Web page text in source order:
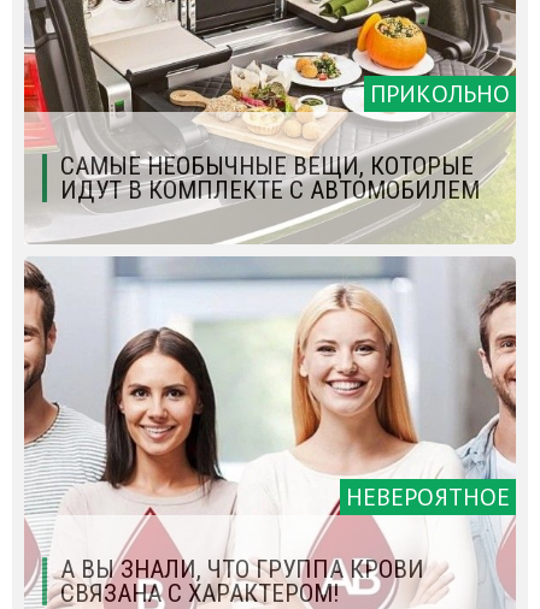
ПРИКОЛЬНО
САМЫЕ НЕОБЫЧНЫЕ ВЕЩИ, КОТОРЫЕ
ИДУТ В КОМПЛЕКТЕ С АВТОМОБИЛЕМ
НЕВЕРОЯТНОЕ
А ВЫ ЗНАЛИ, ЧТО ГРУППА КРОВИ
СВЯЗАНА С ХАРАКТЕРОМ!